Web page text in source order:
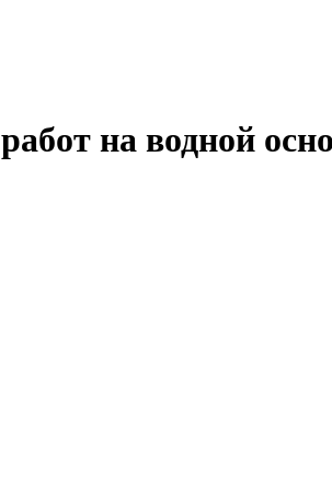
на водной